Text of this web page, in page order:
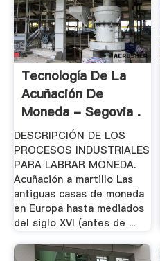
Tecnología De La
Acuñación De
Moneda - Segovia .
DESCRIPCIÓN DE LOS
PROCESOS INDUSTRIALES
PARA LABRAR MONEDA.
Acuñación a martillo Las
antiguas casas de moneda
en Europa hasta mediados
del siglo XVI (antes de ...